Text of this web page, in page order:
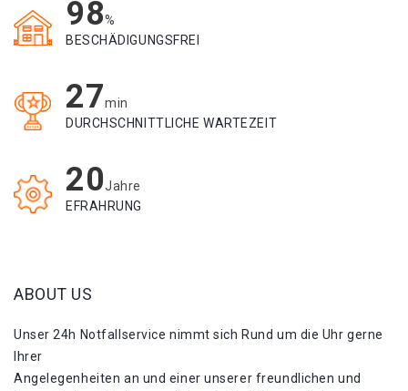
98%
BESCHÄDIGUNGSFREI
27min
DURCHSCHNITTLICHE WARTEZEIT
20Jahre
EFRAHRUNG
ABOUT US
Unser 24h Notfallservice nimmt sich Rund um die Uhr gerne
Ihrer
Angelegenheiten an und einer unserer freundlichen und